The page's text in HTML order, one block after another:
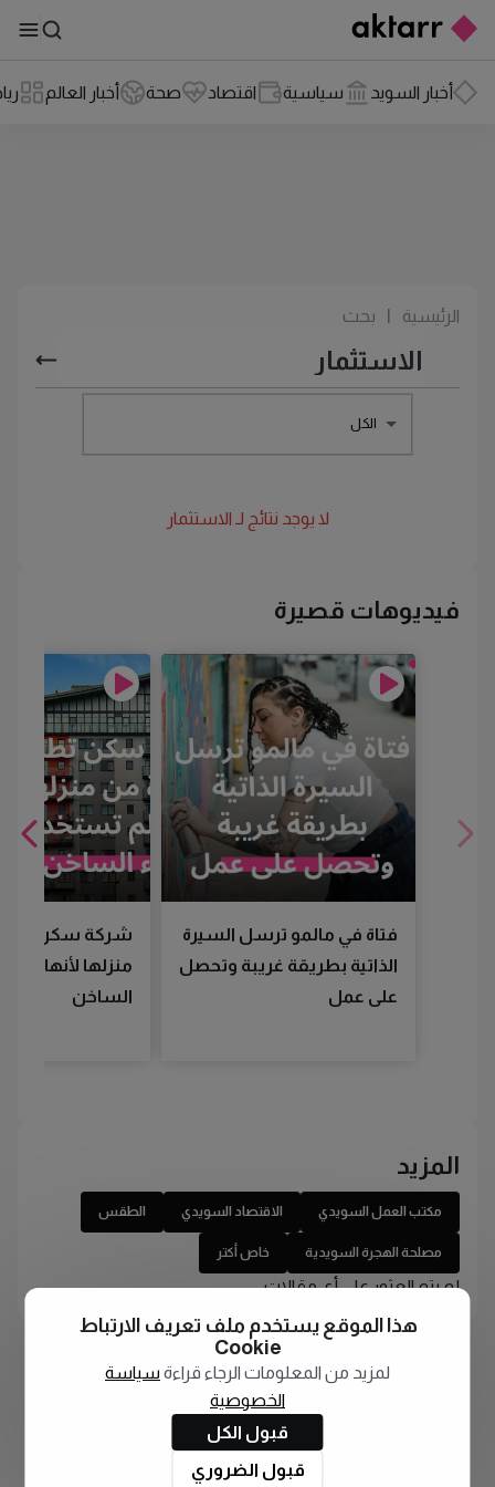
أخبار السويد سياسية اقتصاد صحة أخبار العالم
الرئيسية بحث
الكل
لا يوجد نتائج لـ الاستثمار
فيديوهات قصيرة
فتاة في مالمو ترسل السيرة
الذاتية بطريقة غريبة وتحصل
على عمل
شركة سكن
منزلها لأنها لم
الساخن
المزيد
مكتب العمل السويدي الاقتصاد السويدي الطقس
مصلحة الهجرة السويدية خاص أكتر
لم يتم العثور على أي مقالات
هذا الموقع يستخدم ملف تعريف الارتباط
Cookie
لمزيد من المعلومات الرجاء قراءة سياسة
الخصوصية
قبول الكل
قبول الضروري